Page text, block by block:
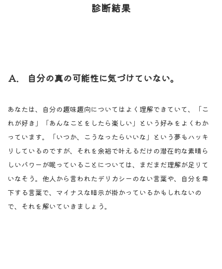
診断結果
Ａ. 自分の真の可能性に気づけていない。
あなたは、自分の趣味趣向についてはよく理解できていて、「こ
れが好き」「あんなことをしたら楽しい」という好みをよくわか
っています。「いつか、こうなったらいいな」という夢もハッキ
リしているのですが、それを余裕で叶えるだけの潜在的な素晴ら
しいパワーが眠っていることについては、まだまだ理解が足りて
いなそう。他人から言われたデリカシーのない言葉や、自分を卑
下する言葉で、マイナスな暗示が掛かっているかもしれないの
で、それを解いていきましょう。